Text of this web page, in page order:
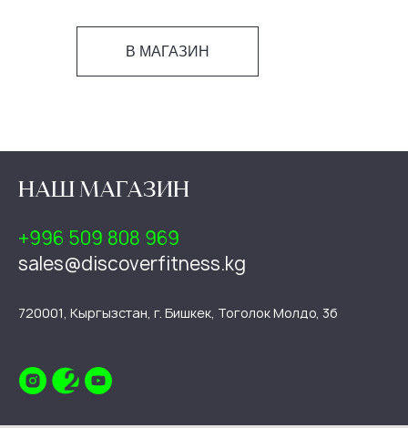
В МАГАЗИН
НАШ МАГАЗИН
+996 509 808 969
sales@discoverfitness.kg
720001, Кыргызстан, г. Бишкек, Тоголок Молдо, 3б